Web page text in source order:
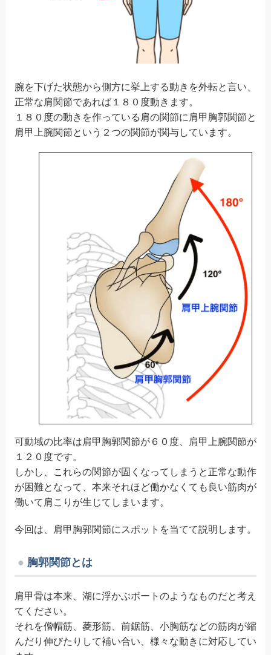
腕を下げた状態から側方に挙上する動きを外転と言い、
正常な肩関節であれば１８０度動きます。
１８０度の動きを作っている肩の関節に肩甲胸郭関節と
肩甲上腕関節という２つの関節が関与しています。
可動域の比率は肩甲胸郭関節が６０度、肩甲上腕関節が
１２０度です。
しかし、これらの関節が固くなってしまうと正常な動作
が困難となって、本来それほど働かなくても良い筋肉が
働いて肩こりが生じてしまいます。
今回は、肩甲胸郭関節にスポットを当てて説明します。
胸郭関節とは
肩甲骨は本来、湖に浮かぶボートのようなものだと考え
てください。
それを僧帽筋、菱形筋、前鋸筋、小胸筋などの筋肉が縮
んだり伸びたりして補い合い、様々な動きに対応してい